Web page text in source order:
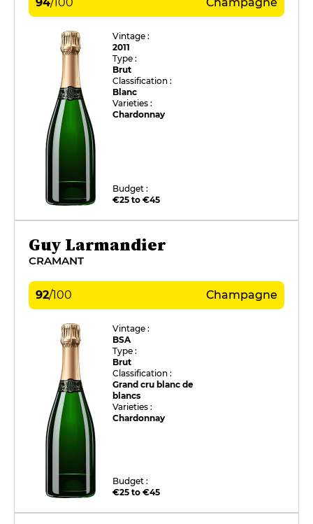
Vintage :
2011
Type :
Brut
Classification :
Blanc
Varieties :
Chardonnay
Budget :
€25 to €45
Guy Larmandier
CRAMANT
92/100 Champagne
Vintage :
BSA
Type :
Brut
Classification :
Grand cru blanc de
blancs
Varieties :
Chardonnay
Budget :
€25 to €45